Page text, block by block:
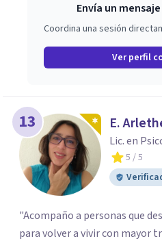
Envía un
Coordina una sesión
Ver perfil
13 E.
Lic. en
5 / 5
"Acompaño a personas que
para volver a vivir con mayor